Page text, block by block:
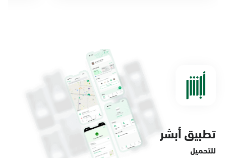
الدمام, الدمام - مستشفى الملك فهد
الدمام, الدمام - لولو ماركت حي الفاخرية
الأحد - الخميس (08:00-14:30)
تطبيق أبشر
للتحميل